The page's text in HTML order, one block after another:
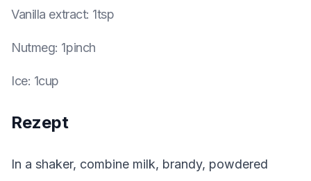
Vanilla extract: 1tsp
Nutmeg: 1pinch
Ice: 1cup
Rezept
In a shaker, combine milk, brandy, powdered